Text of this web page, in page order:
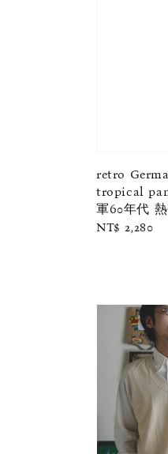
retro
tropical
軍60年代
Regular
NT$ 2,280